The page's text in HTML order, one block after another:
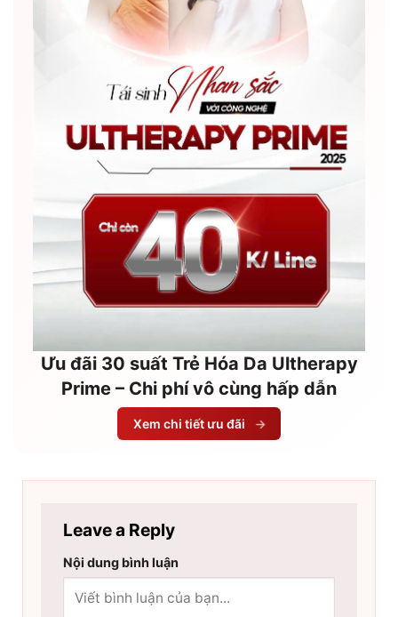
Ưu đãi 30 suất Trẻ Hóa Da Ultherapy
Prime – Chi phí vô cùng hấp dẫn
Xem chi tiết ưu đãi →
Leave a Reply
Nội dung bình luận